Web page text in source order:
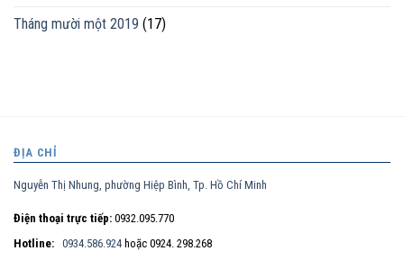
Tháng mười một 2019 (17)
ĐỊA CHỈ
Nguyễn Thị Nhung, phường Hiệp Bình, Tp. Hồ Chí Minh
Điện thoại trực tiếp: 0932.095.770
Hotline: 0934.586.924 hoặc 0924. 298.268